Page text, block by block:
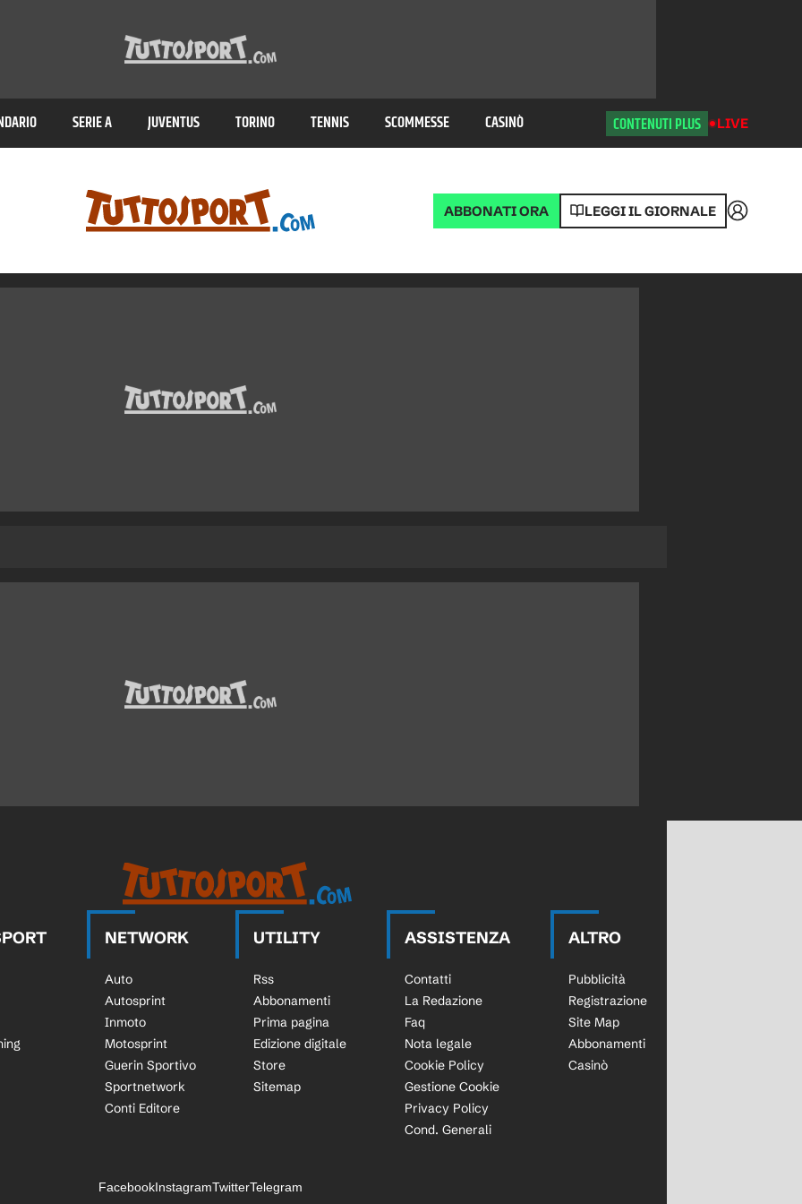
SERIE A JUVENTUS TORINO TENNIS SCOMMESSE CASINÒ CONTENUTI PLUS LIVE
ABBONATI ORA LEGGI IL GIORNALE Accedi
NETWORK
Auto
Autosprint
Inmoto
Motosprint
Guerin Sportivo
Sportnetwork
Conti Editore
UTILITY
Rss
Abbonamenti
Prima pagina
Edizione digitale
Store
Sitemap
ASSISTENZA
Contatti
La Redazione
Faq
Nota legale
Cookie Policy
Gestione Cookie
Privacy Policy
Cond. Generali
ALTRO
Pubblicità
Registrazione
Site Map
Abbonamenti
Casinò
FacebookInstagramTwitterTelegram